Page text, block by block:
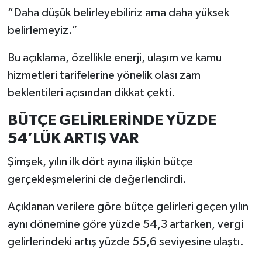
“Daha düşük belirleyebiliriz ama daha yüksek
belirlemeyiz.”
Bu açıklama, özellikle enerji, ulaşım ve kamu
hizmetleri tarifelerine yönelik olası zam
beklentileri açısından dikkat çekti.
BÜTÇE GELİRLERİNDE YÜZDE
54’LÜK ARTIŞ VAR
Şimşek, yılın ilk dört ayına ilişkin bütçe
gerçekleşmelerini de değerlendirdi.
Açıklanan verilere göre bütçe gelirleri geçen yılın
aynı dönemine göre yüzde 54,3 artarken, vergi
gelirlerindeki artış yüzde 55,6 seviyesine ulaştı.